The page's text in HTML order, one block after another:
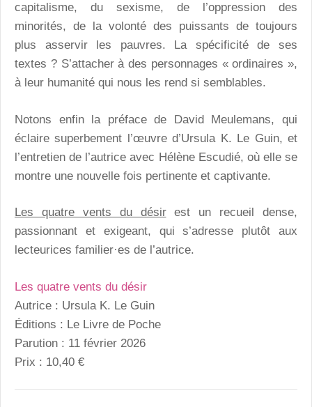
capitalisme, du sexisme, de l’oppression des
minorités, de la volonté des puissants de toujours
plus asservir les pauvres. La spécificité de ses
textes ? S’attacher à des personnages « ordinaires »,
à leur humanité qui nous les rend si semblables.
Notons enfin la préface de David Meulemans, qui
éclaire superbement l’œuvre d’Ursula K. Le Guin, et
l’entretien de l’autrice avec Hélène Escudié, où elle se
montre une nouvelle fois pertinente et captivante.
Les quatre vents du désirest un recueil dense,
passionnant et exigeant, qui s’adresse plutôt aux
lecteurices familier·es de l’autrice.
Les quatre vents du désir
Autrice : Ursula K. Le Guin
Éditions : Le Livre de Poche
Parution : 11 février 2026
Prix : 10,40 €